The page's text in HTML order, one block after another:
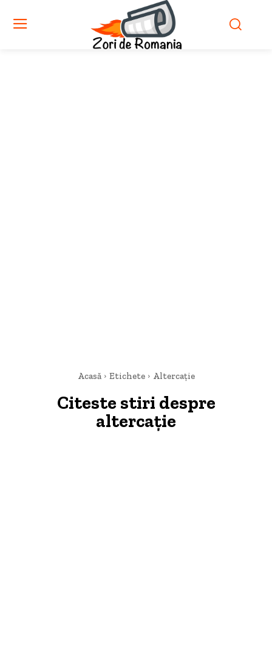
Acasă Etichete Altercație
Citeste stiri despre
altercație